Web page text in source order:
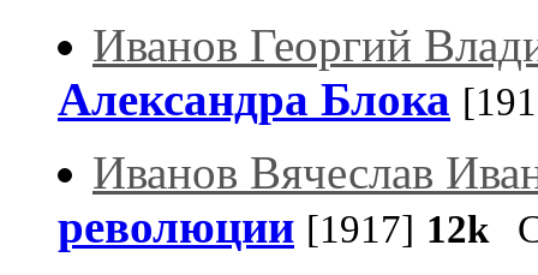
Иванов Георгий
Александра Блока
Иванов Вячеслав
революции [1917] 12k